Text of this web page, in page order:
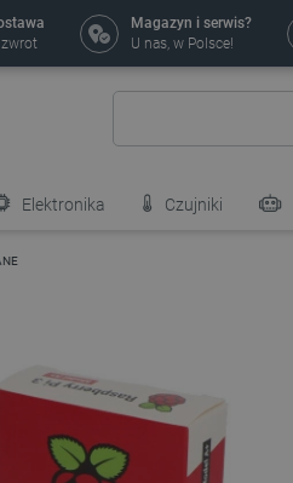
Magazyn i serwis?
U nas, w Polsce!
Elektronika Czujniki